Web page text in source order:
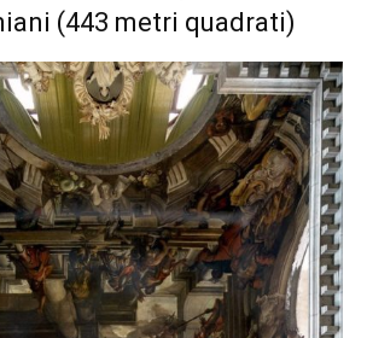
(443 metri quadrati)